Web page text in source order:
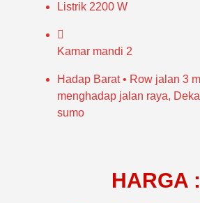
Listrik 2200 W
Kamar mandi 2
Hadap Barat • Row jalan 3
menghadap jalan raya,
sumo
HARGA :